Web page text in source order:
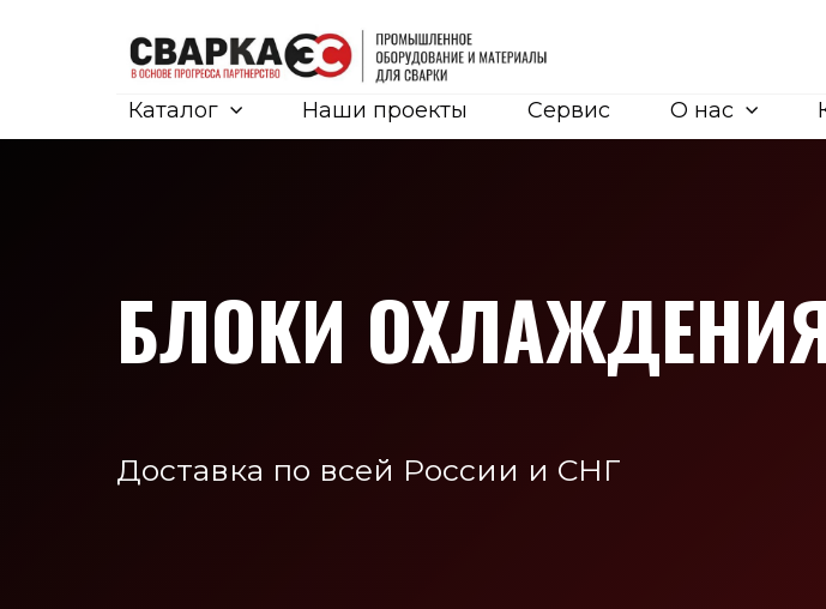
Каталог
Наши проекты Сервис О нас
БЛОКИ
Доставка по всей России и СНГ